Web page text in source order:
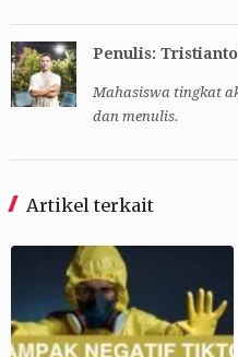
Penulis:
Mahasiswa tingkat
dan menulis.
Artikel terkait